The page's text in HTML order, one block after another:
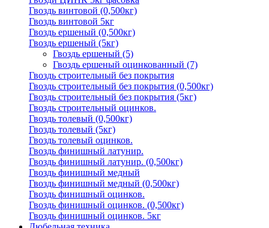
Гвоздь винтовой (0,500кг)
Гвоздь винтовой 5кг
Гвоздь ершеный (0,500кг)
Гвоздь ершеный (5кг)
Гвоздь ершеный (5)
Гвоздь ершеный оцинкованный (7)
Гвоздь строительный без покрытия
Гвоздь строительный без покрытия (0,500кг)
Гвоздь строительный без покрытия (5кг)
Гвоздь строительный оцинков.
Гвоздь толевый (0,500кг)
Гвоздь толевый (5кг)
Гвоздь толевый оцинков.
Гвоздь финишный латунир.
Гвоздь финишный латунир. (0,500кг)
Гвоздь финишный медный
Гвоздь финишный медный (0,500кг)
Гвоздь финишный оцинков.
Гвоздь финишный оцинков. (0,500кг)
Гвоздь финишный оцинков. 5кг